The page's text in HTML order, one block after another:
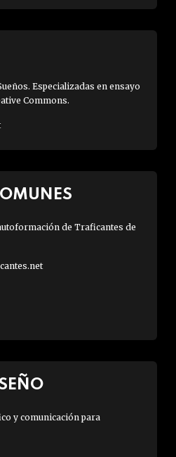
Especializadas en ensayo
Commons.
de Traficantes de
y comunicación para